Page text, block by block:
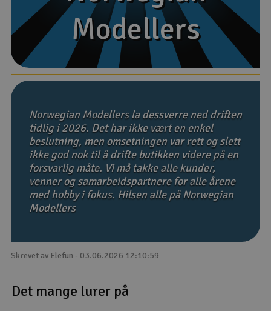
Båter
Droner
Droner for FPV
Fly
Helikopter
Kamerautstyr
Modellbygging, LEGO & byggesett
Outlet
Modellers
Modellers
Norwegian Modellers la dessverre ned driften
tidlig i 2026. Det har ikke vært en enkel
beslutning, men omsetningen var rett og slett
ikke god nok til å drifte butikken videre på en
forsvarlig måte. Vi må takke alle kunder,
venner og samarbeidspartnere for alle årene
med hobby i fokus. Hilsen alle på Norwegian
Modellers
Skrevet av Elefun - 03.06.2026 12:10:59
Det mange lurer på